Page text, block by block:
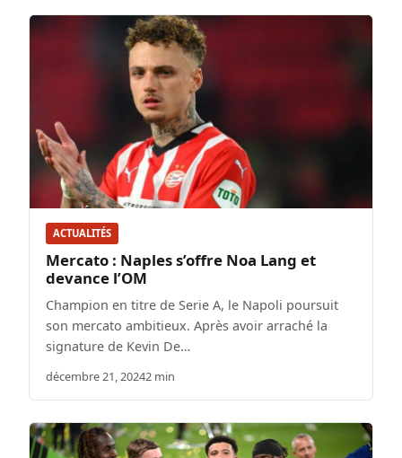
ACTUALITÉS
Mercato : Naples s’offre Noa Lang et
devance l’OM
Champion en titre de Serie A, le Napoli poursuit
son mercato ambitieux. Après avoir arraché la
signature de Kevin De…
décembre 21, 20242 min